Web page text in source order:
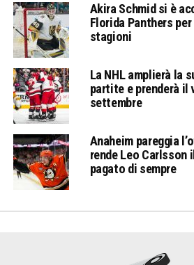
Akira Schmid si è
Florida Panthers
stagioni
La NHL amplierà la
partite e prenderà il
settembre
Anaheim pareggia
rende Leo Carlsson
pagato di sempre